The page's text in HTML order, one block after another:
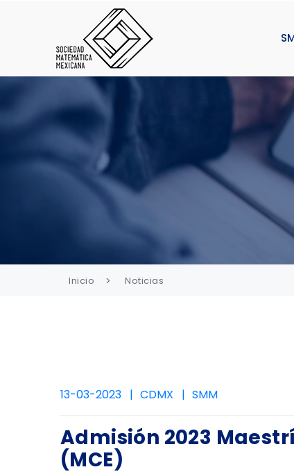
Inicio Noticias
13-03-2023 CDMX SMM
Admisión 2023
(MCE)